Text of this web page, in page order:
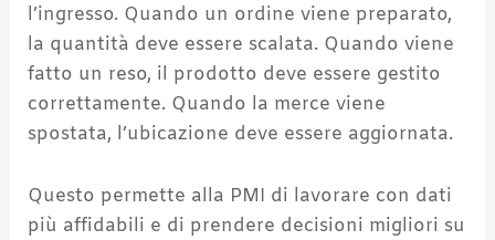
l’ingresso. Quando un ordine viene preparato,
la quantità deve essere scalata. Quando viene
fatto un reso, il prodotto deve essere gestito
correttamente. Quando la merce viene
spostata, l’ubicazione deve essere aggiornata.
Questo permette alla PMI di lavorare con dati
più affidabili e di prendere decisioni migliori su